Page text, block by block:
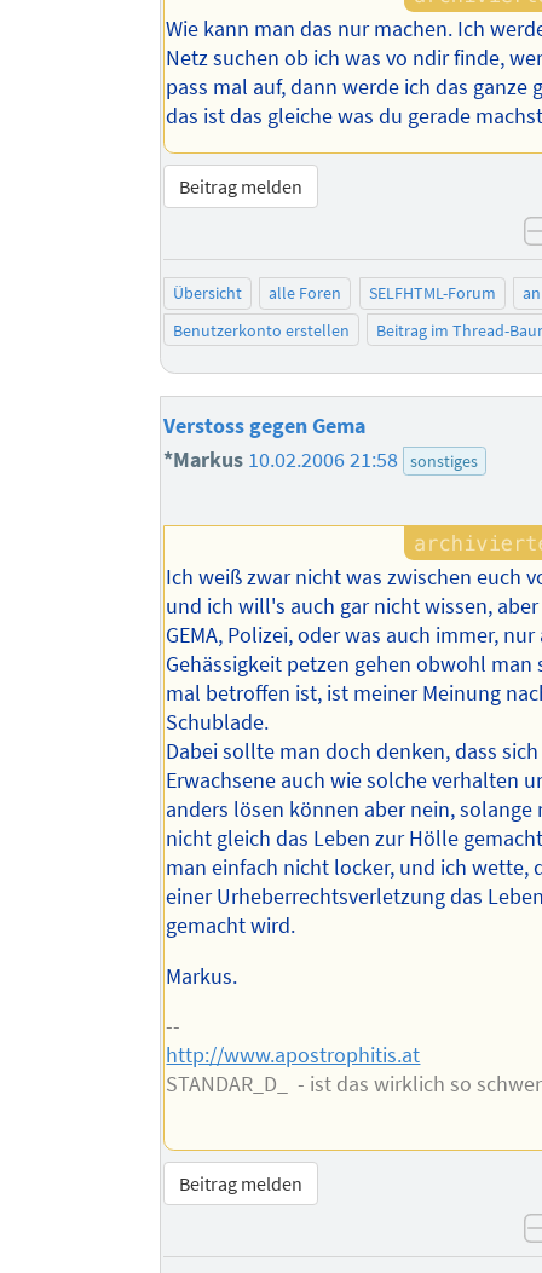
Wie kann man das nur machen. Ich
Netz suchen ob ich was vo ndir finde,
pass mal auf, dann werde ich das ganze
das ist das gleiche was du gerade
Beitrag melden
Übersicht alle Foren SELFHTML-Forum
Benutzerkonto erstellen
Beitrag im Thread-
Verstoss gegen Gema
*Markus 10.02.2006 21:58 sonstiges
Ich weiß zwar nicht was zwischen euch
und ich will's auch gar nicht wissen,
GEMA, Polizei, oder was auch immer, nur
Gehässigkeit petzen gehen obwohl man
mal betroffen ist, ist meiner Meinung
Schublade.
Dabei sollte man doch denken, dass
Erwachsene auch wie solche verhalten
anders lösen können aber nein, solange
nicht gleich das Leben zur Hölle
man einfach nicht locker, und ich wette,
einer Urheberrechtsverletzung das
gemacht wird.
Markus.
--
http://www.apostrophitis.at
STANDAR_D_ - ist das wirklich so
Beitrag melden